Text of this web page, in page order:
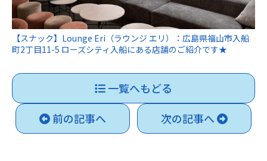
【スナック】Lounge Eri（ラウンジ エリ）：広島県福山市入船
町2丁目11-5 ローズシティ入船にある店舗のご紹介です★
一覧へもどる
前の記事へ
次の記事へ